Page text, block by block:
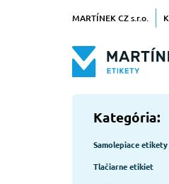
MARTÍNEK CZ s.r.o.
Kategória:
Samolepiace etikety
Tlačiarne etikiet